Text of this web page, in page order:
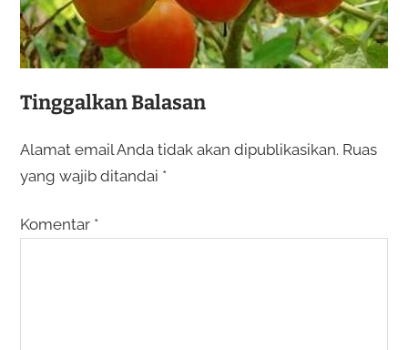
Tinggalkan Balasan
Alamat email Anda tidak akan dipublikasikan. Ruas
yang wajib ditandai *
Komentar *